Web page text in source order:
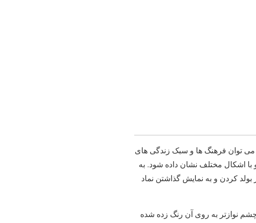
می توان فرهنگ ها و سبک زندگی های
اشکال مختلف نشان داده شود. به
کردن و به نمایش گذاشتن نماد
نوازتر به روی آن رنگ زده شده